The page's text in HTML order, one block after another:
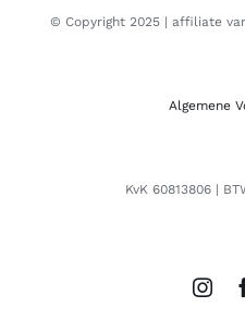
© Copyright 2025 | affiliate
Algemene
KvK 60813806 |